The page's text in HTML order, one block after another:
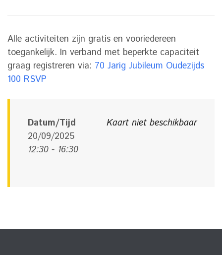
Alle activiteiten zijn gratis en vooriedereen
toegankelijk. In verband met beperkte capaciteit
graag registreren via: 70 Jarig Jubileum Oudezijds
100 RSVP
Kaart niet beschikbaar
Datum/Tijd
20/09/2025
12:30 - 16:30